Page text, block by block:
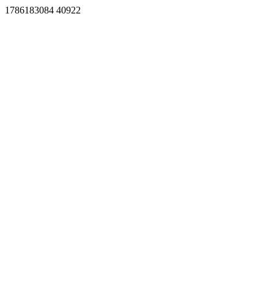
1786183084 40922